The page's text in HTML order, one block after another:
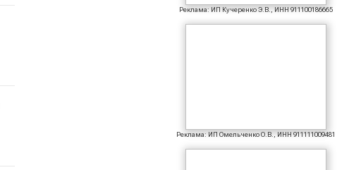
Реклама: ИП Кучеренко Э.В., ИНН 911100186665
Реклама: ИП Омельченко О.В., ИНН 911111009481